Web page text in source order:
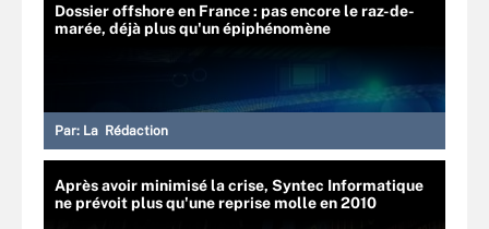
Dossier offshore en France : pas encore le raz-de-
marée, déjà plus qu'un épiphénomène
Par: La Rédaction
Après avoir minimisé la crise, Syntec Informatique
ne prévoit plus qu'une reprise molle en 2010